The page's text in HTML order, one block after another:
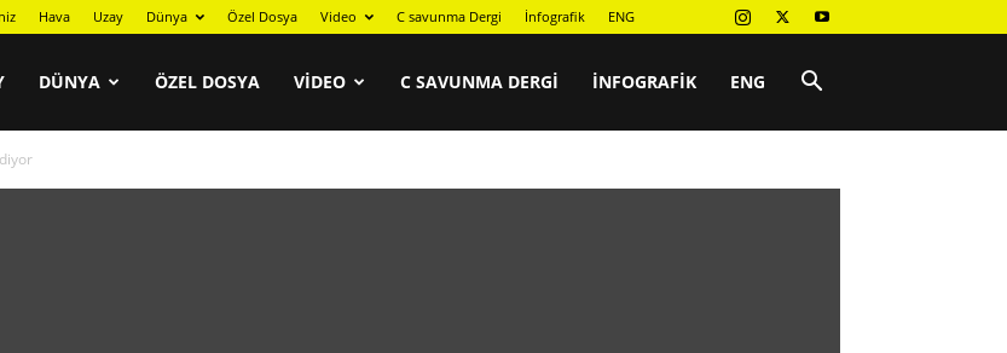
Hava Uzay Dünya Özel Dosya Video C savunma Dergi İnfografik ENG
DÜNYA ÖZEL DOSYA VIDEO C SAVUNMA DERGI İNFOGRAFIK ENG